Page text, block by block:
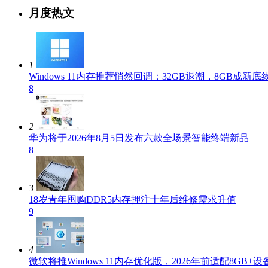
月度热文
1
Windows 11内存推荐悄然回调：32GB退潮，8GB成新底
8
2
华为将于2026年8月5日发布六款全场景智能终端新品
8
3
18岁青年囤购DDR5内存押注十年后维修需求升值
9
4
微软将推Windows 11内存优化版，2026年前适配8GB+设